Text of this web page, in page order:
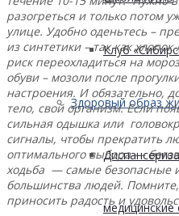
Клуб
Здоровый образ
разогреться и только потом
улице. Удобно оденьтесь –
из синтетики – так как
риск переохладиться на
обуви – мозоли после
настроения. И обязательно,
тело, свой организм. Если
сильная одышка или
сигналы, чтобы прекратить
оптимального выбора —
ходьба — самые безопасные
большинства людей.
приносить радость и